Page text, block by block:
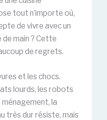
tout n’importe où,
de vivre avec un
main ? Cette
de regrets.
et les chocs.
lourds, les robots
la
très dur résiste, mais